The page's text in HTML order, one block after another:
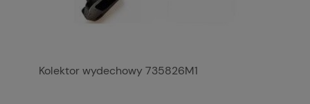
Kolektor wydechowy 735826M1